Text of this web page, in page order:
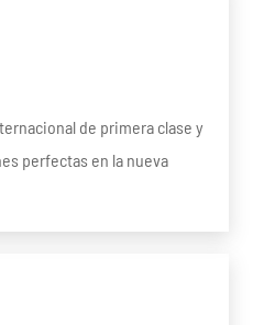
de primera clase y
perfectas en la nueva